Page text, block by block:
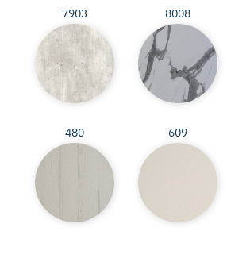
8008
7903
609
480